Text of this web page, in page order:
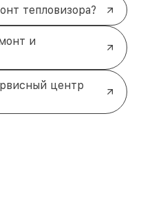
тепловизора?
и
центр